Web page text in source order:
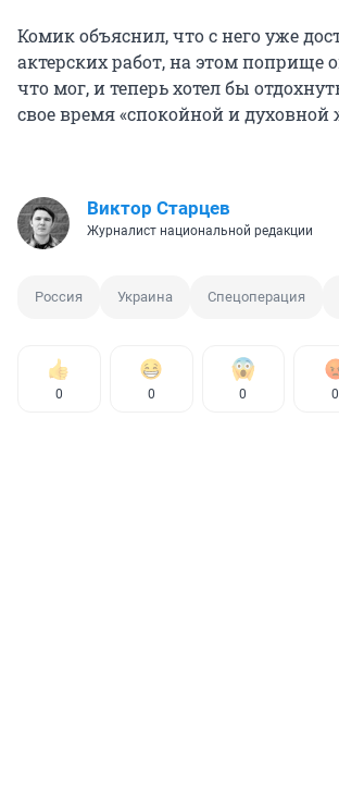
Комик объяснил, что с него уже
актерских работ, на этом поприще
что мог, и теперь хотел бы
свое время «спокойной и духовной
Виктор Старцев
Журналист национальной редакции
Россия Украина Спецоперация
0 0 0 0